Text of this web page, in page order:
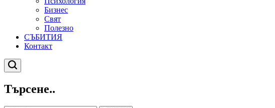
Бизнес
Свят
Полезно
СЪБИТИЯ
Контакт
Търсене
Търсене..